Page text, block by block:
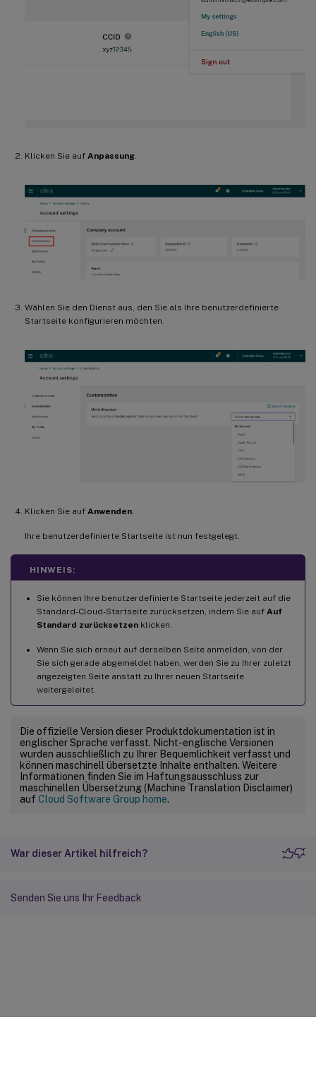
Klicken Sie auf Anpassung.
Wählen Sie den Dienst aus, den Sie als Ihre benutzerdefinierte
Startseite konfigurieren möchten.
Klicken Sie auf Anwenden
Ihre benutzerdefinierte Startseite ist nun festgelegt.
HINWEIS:
Sie können Ihre benutzerdefinierte Startseite jederzeit auf die
Standard-Cloud-Startseite zurücksetzen, indem Sie auf Auf
Standard zurücksetzen klicken.
Wenn Sie sich erneut auf derselben Seite anmelden, von der
Sie sich gerade abgemeldet haben, werden Sie zu Ihrer zuletzt
angezeigten Seite anstatt zu Ihrer neuen Startseite
weitergeleitet.
Die offizielle Version dieser Produktdokumentation ist in
englischer Sprache verfasst. Nicht-englische Versionen
wurden ausschließlich zu Ihrer Bequemlichkeit verfasst und
können maschinell übersetzte Inhalte enthalten. Weitere
Informationen finden Sie im Haftungsausschluss zur
maschinellen Übersetzung (Machine Translation Disclaimer)
auf Cloud Software Group home.
War dieser Artikel hilfreich?
Senden Sie uns Ihr Feedback